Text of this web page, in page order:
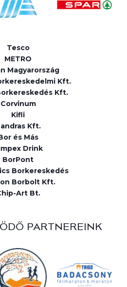
Tesco
METRO
Magyarország
Kft.
Kft.
Corvinum
Kifli
Kft.
és Más
Drink
BorPont
Borkereskedés
Borbolt Kft.
Art Bt.
PARTNEREINK